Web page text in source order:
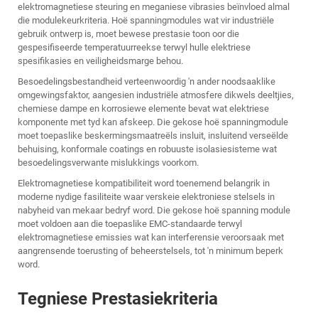
elektromagnetiese steuring en meganiese vibrasies beïnvloed almal
die modulekeurkriteria. Hoë spanningmodules wat vir industriële
gebruik ontwerp is, moet bewese prestasie toon oor die
gespesifiseerde temperatuurreekse terwyl hulle elektriese
spesifikasies en veiligheidsmarge behou.
Besoedelingsbestandheid verteenwoordig 'n ander noodsaaklike
omgewingsfaktor, aangesien industriële atmosfere dikwels deeltjies,
chemiese dampe en korrosiewe elemente bevat wat elektriese
komponente met tyd kan afskeep. Die gekose hoë spanningmodule
moet toepaslike beskermingsmaatreëls insluit, insluitend verseëlde
behuising, konformale coatings en robuuste isolasiesisteme wat
besoedelingsverwante mislukkings voorkom.
Elektromagnetiese kompatibiliteit word toenemend belangrik in
moderne nydige fasiliteite waar verskeie elektroniese stelsels in
nabyheid van mekaar bedryf word. Die gekose hoë spanning module
moet voldoen aan die toepaslike EMC-standaarde terwyl
elektromagnetiese emissies wat kan interferensie veroorsaak met
aangrensende toerusting of beheerstelsels, tot 'n minimum beperk
word.
Tegniese Prestasiekriteria